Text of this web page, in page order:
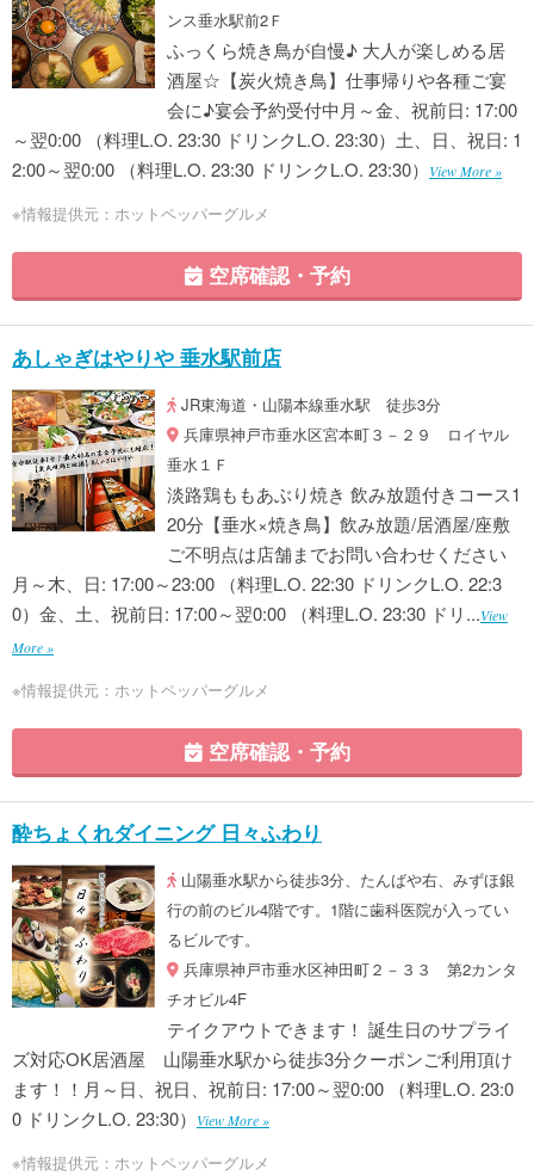
ンス垂水駅前2Ｆ
ふっくら焼き鳥が自慢♪ 大人が楽しめる居
酒屋☆【炭火焼き鳥】仕事帰りや各種ご宴
会に♪宴会予約受付中月～金、祝前日: 17:00
～翌0:00 （料理L.O. 23:30 ドリンクL.O. 23:30）土、日、祝日: 1
2:00～翌0:00 （料理L.O. 23:30 ドリンクL.O. 23:30）
View More »
※情報提供元：ホットペッパーグルメ
空席確認・予約
あしゃぎはやりや 垂水駅前店
JR東海道・山陽本線垂水駅 徒歩3分
兵庫県神戸市垂水区宮本町３－２９ ロイヤル
垂水１Ｆ
淡路鶏ももあぶり焼き 飲み放題付きコース1
20分【垂水×焼き鳥】飲み放題/居酒屋/座敷
ご不明点は店舗までお問い合わせください
月～木、日: 17:00～23:00 （料理L.O. 22:30 ドリンクL.O. 22:3
0）金、土、祝前日: 17:00～翌0:00 （料理L.O. 23:30 ドリ...View
More »
※情報提供元：ホットペッパーグルメ
空席確認・予約
酔ちょくれダイニング 日々ふわり
山陽垂水駅から徒歩3分、たんばや右、みずほ銀
行の前のビル4階です。1階に歯科医院が入ってい
るビルです。
兵庫県神戸市垂水区神田町２－３３ 第2カンタ
チオビル4F
テイクアウトできます！ 誕生日のサプライ
ズ対応OK居酒屋 山陽垂水駅から徒歩3分クーポンご利用頂け
ます！！月～日、祝日、祝前日: 17:00～翌0:00 （料理L.O. 23:0
0 ドリンクL.O. 23:30）
View More »
※情報提供元：ホットペッパーグルメ